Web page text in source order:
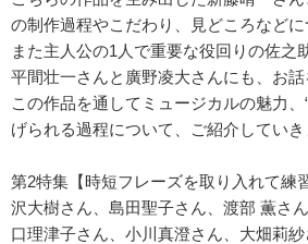
の制作過程やこだわり、見どころなどに
また主人公の1人で重要な役回りの佐之
平間壮一さんと廣野凌大さんにも、お話
この作品を通してミュージカルの魅力、
げられる過程について、ご紹介していき
第2特集【時短フレーズを取り入れて練
沢大樹さん、島田聖子さん、渡部 薫さ
口理津子さん、小川真澄さん、大畑莉